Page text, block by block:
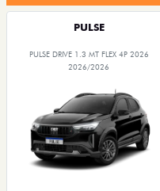
PULSE
PULSE DRIVE 1.3 MT FLEX 4P 2026
2026/2026